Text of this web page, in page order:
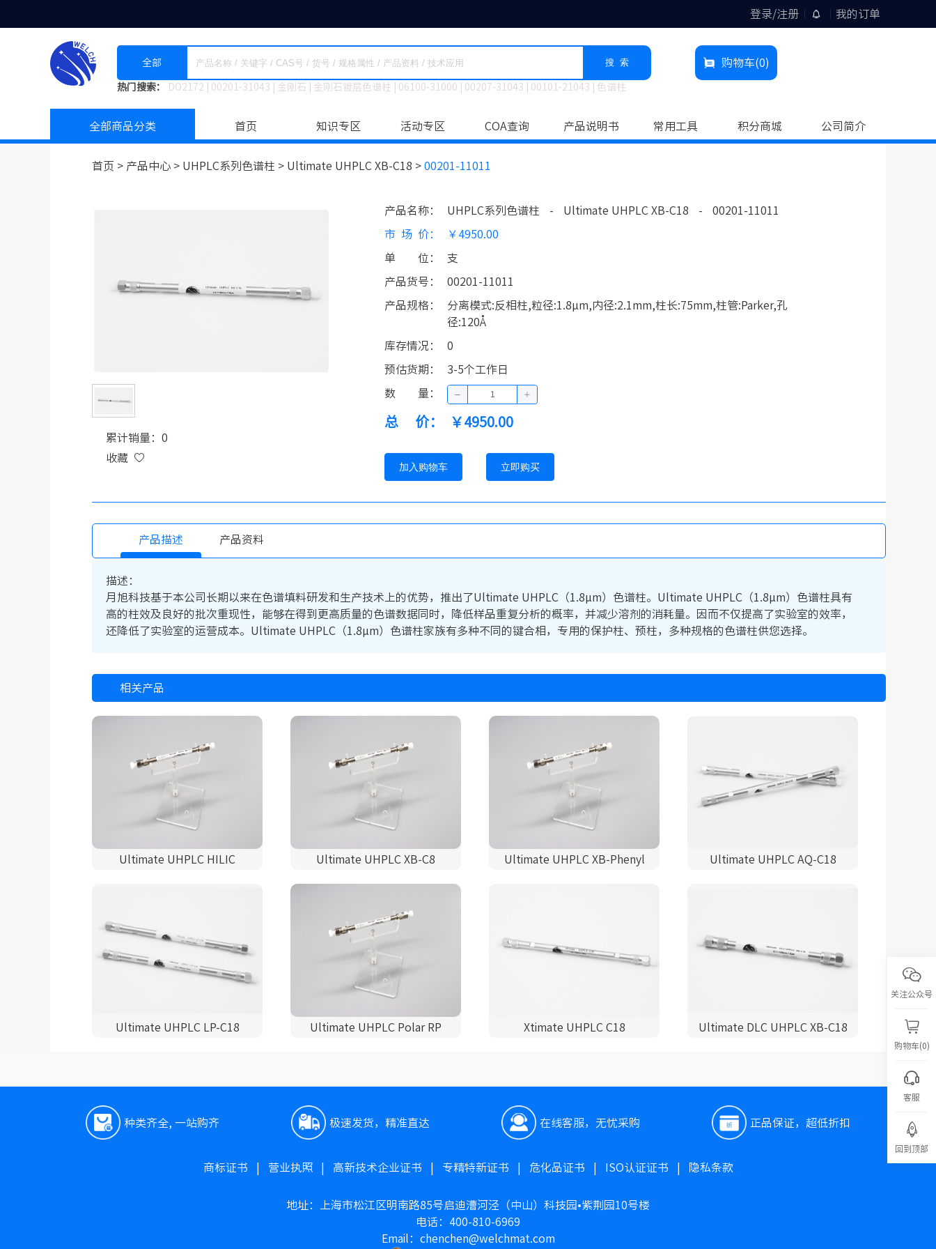
登录/注册 我的订单
全部 搜 索
热门搜索： DO2172 00201-31043 金刚石 金刚石镀层色谱柱 06100-31000 00207-31043 00101-21043 色谱柱
购物车(0)
全部商品分类 首页 知识专区 活动专区 COA查询 产品说明书 常用工具 积分商城 公司简介
首页 > 产品中心 > UHPLC系列色谱柱 > Ultimate UHPLC XB-C18 > 00201-11011
累计销量：0
收藏
产品名称： UHPLC系列色谱柱 - Ultimate UHPLC XB-C18 - 00201-11011
市场价： ￥4950.00
单位 ： 支
产品货号 ： 00201-11011
产品规格：
分离模式:反相柱,粒径:1.8μm,内径:2.1mm,柱长:75mm,柱管:Parker,孔
径:120Å
库存情况 ： 0
预估货期 ： 3-5个工作日
数量 ：
总价： ￥4950.00
加入购物车 立即购买
产品描述 产品资料
描述：
月旭科技基于本公司长期以来在色谱填料研发和生产技术上的优势，推出了Ultimate UHPLC（1.8μm）色谱柱。Ultimate UHPLC（1.8μm）色谱柱具有
高的柱效及良好的批次重现性，能够在得到更高质量的色谱数据同时，降低样品重复分析的概率，并减少溶剂的消耗量。因而不仅提高了实验室的效率，
还降低了实验室的运营成本。Ultimate UHPLC（1.8μm）色谱柱家族有多种不同的键合相，专用的保护柱、预柱，多种规格的色谱柱供您选择。
相关产品
Ultimate UHPLC HILIC Ultimate UHPLC XB-C8 Ultimate UHPLC XB-Phenyl Ultimate UHPLC AQ-C18
Ultimate UHPLC LP-C18 Ultimate UHPLC Polar RP Xtimate UHPLC C18 Ultimate DLC UHPLC XB-C18
种类齐全, 一站购齐 极速发货，精准直达 在线客服，无忧采购 正品保证，超低折扣
商标证书 营业执照| 高新技术企业证书 专精特新证书 危化品证书 ISO认证证书 隐私条款
地址：上海市松江区明南路85号启迪漕河泾（中山）科技园•紫荆园10号楼
电话：400-810-6969
Email：chenchen@welchmat.com
关注公众号
购物车(0)
客服
回到顶部